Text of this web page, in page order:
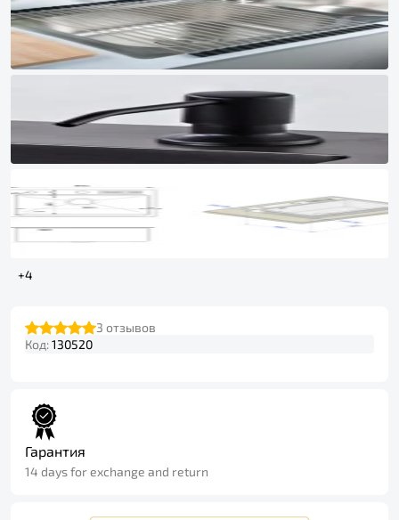
+4
3 отзывов
Код:130520
Гарантия
14 days for exchange and return